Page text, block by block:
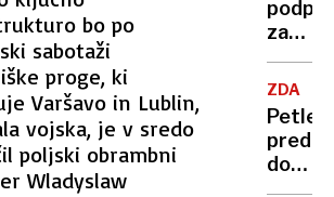
bo po
sabotaži
proge, ki
Varšavo in Lublin,
vojska, je v sredo
poljski obrambni
Wladyslaw
in
zakon
za
objavo
ZDA
pred
hišo